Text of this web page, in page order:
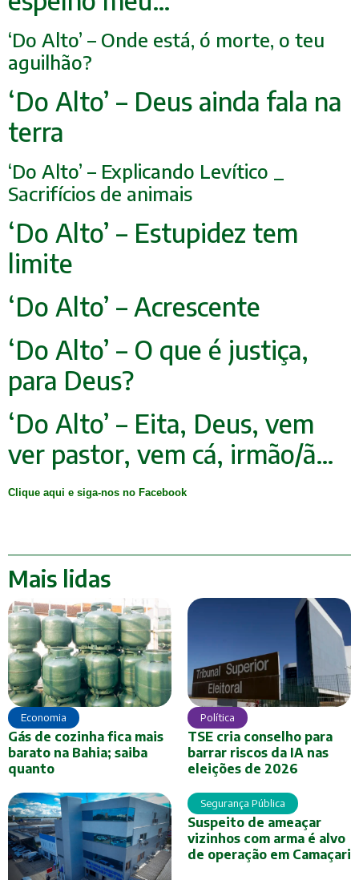
‘Do Alto’ – Onde está, ó morte, o teu
aguilhão?
‘Do Alto’ – Deus ainda fala na
terra
‘Do Alto’ – Explicando Levítico _
Sacrifícios de animais
‘Do Alto’ – Estupidez tem
limite
‘Do Alto’ – Acrescente
‘Do Alto’ – O que é justiça,
para Deus?
‘Do Alto’ – Eita, Deus, vem
ver pastor, vem cá, irmão/ã…
Clique aqui e siga-nos no Facebook
Mais lidas
Economia
Gás de cozinha fica mais
barato na Bahia; saiba
quanto
Política
TSE cria conselho para
barrar riscos da IA nas
eleições de 2026
Segurança Pública
Suspeito de ameaçar
vizinhos com arma é alvo
de operação em Camaçari